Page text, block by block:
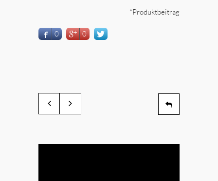
*Produktbeitrag
0 0